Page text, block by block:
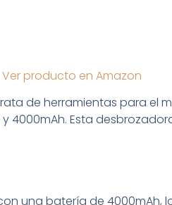
Ver producto en Amazon
de herramientas para el
4000mAh. Esta
una batería de 4000mAh,